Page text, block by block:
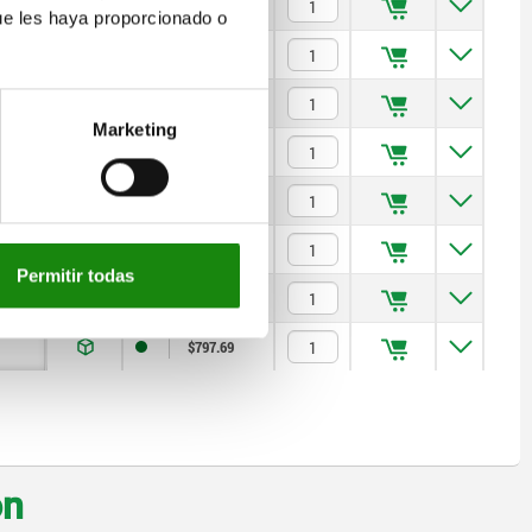
les haya proporcionado o
Marketing
Permitir todas
$72.11
$402.21
$797.69